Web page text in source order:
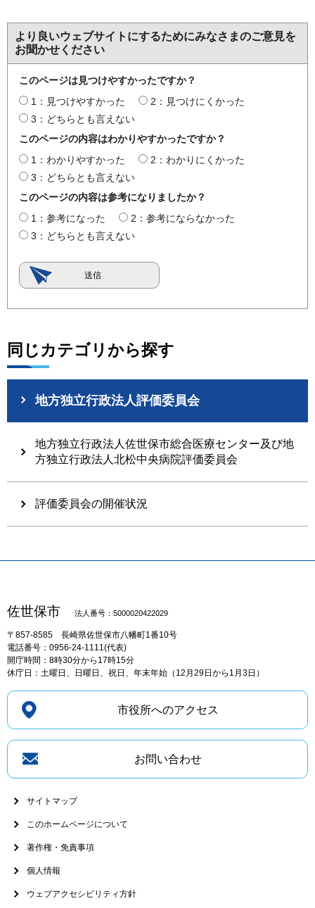
より良いウェブサイトにするためにみなさまのご意見を
お聞かせください
このページは見つけやすかったですか？
1：見つけやすかった
2：見つけにくかった
3：どちらとも言えない
このページの内容はわかりやすかったですか？
1：わかりやすかった
2：わかりにくかった
3：どちらとも言えない
このページの内容は参考になりましたか？
1：参考になった
2：参考にならなかった
3：どちらとも言えない
同じカテゴリから探す
地方独立行政法人評価委員会
地方独立行政法人佐世保市総合医療センター及び地
方独立行政法人北松中央病院評価委員会
評価委員会の開催状況
佐世保市 法人番号：5000020422029
〒857-8585 長崎県佐世保市八幡町1番10号
電話番号：0956-24-1111(代表)
開庁時間：8時30分から17時15分
休庁日：土曜日、日曜日、祝日、年末年始（12月29日から1月3日）
市役所へのアクセス
お問い合わせ
サイトマップ
このホームページについて
著作権・免責事項
個人情報
ウェブアクセシビリティ方針